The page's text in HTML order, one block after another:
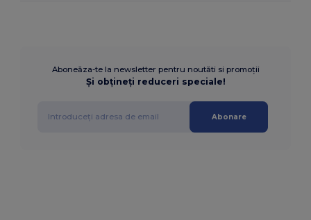
Aboneăza-te la newsletter pentru noutăti si promoții
Și obțineți reduceri speciale!
Abonare